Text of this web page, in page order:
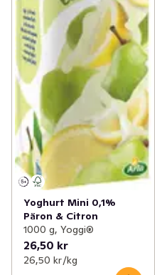
Yoghurt Mini 0,1%
Päron & Citron
1000 g, Yoggi®
26,50 kr
26,50 kr /kg